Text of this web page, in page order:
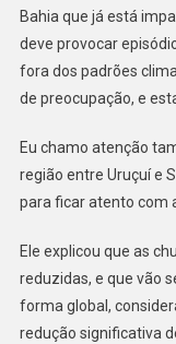
Bahia que já está
deve provocar
fora dos padrões
de preocupação, e
Eu chamo atenção
região entre Uruçuí e
para ficar atento com
Ele explicou que as
reduzidas, e que vão
forma global,
redução significativa